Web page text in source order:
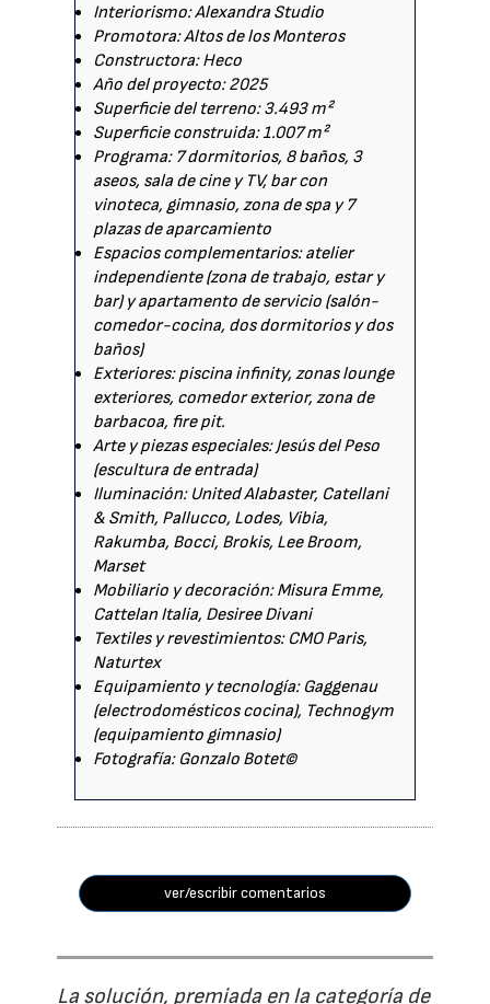
Interiorismo: Alexandra Studio
Promotora: Altos de los Monteros
Constructora: Heco
Año del proyecto: 2025
Superficie del terreno: 3.493 m²
Superficie construida: 1.007 m²
Programa: 7 dormitorios, 8 baños, 3
aseos, sala de cine y TV, bar con
vinoteca, gimnasio, zona de spa y 7
plazas de aparcamiento
Espacios complementarios: atelier
independiente (zona de trabajo, estar y
bar) y apartamento de servicio (salón-
comedor-cocina, dos dormitorios y dos
baños)
Exteriores: piscina infinity, zonas lounge
exteriores, comedor exterior, zona de
barbacoa, fire pit.
Arte y piezas especiales: Jesús del Peso
(escultura de entrada)
Iluminación: United Alabaster, Catellani
& Smith, Pallucco, Lodes, Vibia,
Rakumba, Bocci, Brokis, Lee Broom,
Marset
Mobiliario y decoración: Misura Emme,
Cattelan Italia, Desiree Divani
Textiles y revestimientos: CMO Paris,
Naturtex
Equipamiento y tecnología: Gaggenau
(electrodomésticos cocina), Technogym
(equipamiento gimnasio)
Fotografía: Gonzalo Botet©
ver/escribir comentarios
La solución, premiada en la categoría de